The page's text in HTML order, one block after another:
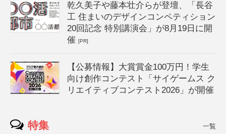
乾久美子や藤本壮介らが登壇、「長谷
工 住まいのデザインコンペティション
20回記念 特別講演会」が8月19日に開
催[PR]
【公募情報】大賞賞金100万円！学生
向け創作コンテスト「サイゲームス ク
リエイティブコンテスト2026」が開催
特集 一覧